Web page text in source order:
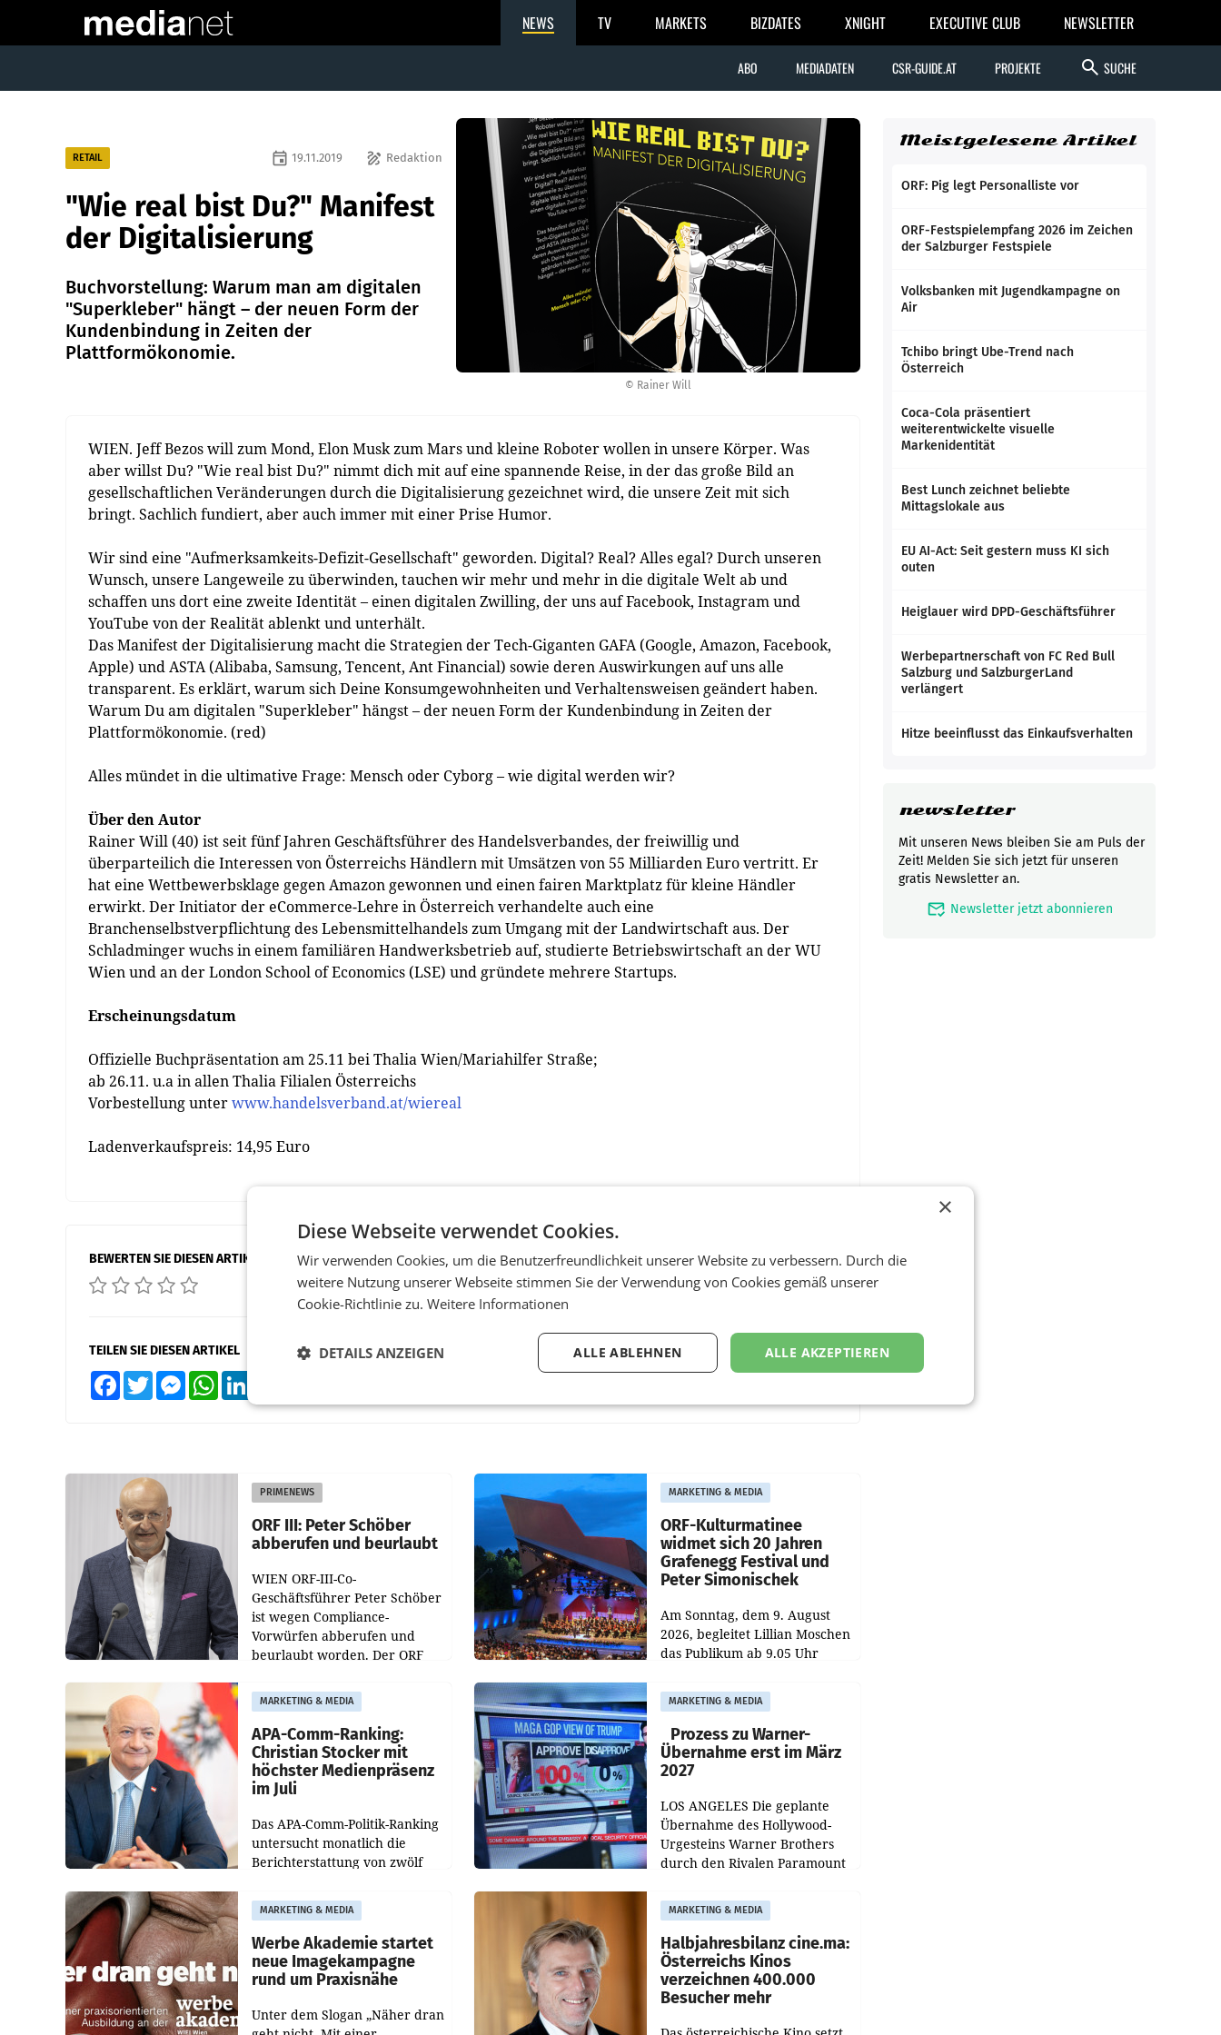
NEWS TV MARKETS BIZDATES XNIGHT EXECUTIVE CLUB NEWSLETTER
ABO MEDIADATEN CSR-GUIDE.AT PROJEKTE search SUCHE
© Rainer Will
RETAIL draw Redaktion
event 19.11.2019
"Wie real bist Du?" Manifest
der Digitalisierung
Buchvorstellung: Warum man am digitalen
"Superkleber" hängt – der neuen Form der
Kundenbindung in Zeiten der
Plattformökonomie.
WIEN. Jeff Bezos will zum Mond, Elon Musk zum Mars und kleine Roboter wollen in unsere Körper. Was
aber willst Du? "Wie real bist Du?" nimmt dich mit auf eine spannende Reise, in der das große Bild an
gesellschaftlichen Veränderungen durch die Digitalisierung gezeichnet wird, die unsere Zeit mit sich
bringt. Sachlich fundiert, aber auch immer mit einer Prise Humor.
Wir sind eine "Aufmerksamkeits-Defizit-Gesellschaft" geworden. Digital? Real? Alles egal? Durch unseren
Wunsch, unsere Langeweile zu überwinden, tauchen wir mehr und mehr in die digitale Welt ab und
schaffen uns dort eine zweite Identität – einen digitalen Zwilling, der uns auf Facebook, Instagram und
YouTube von der Realität ablenkt und unterhält.
Das Manifest der Digitalisierung macht die Strategien der Tech-Giganten GAFA (Google, Amazon, Facebook,
Apple) und ASTA (Alibaba, Samsung, Tencent, Ant Financial) sowie deren Auswirkungen auf uns alle
transparent. Es erklärt, warum sich Deine Konsumgewohnheiten und Verhaltensweisen geändert haben.
Warum Du am digitalen "Superkleber" hängst – der neuen Form der Kundenbindung in Zeiten der
Plattformökonomie. (red)
Alles mündet in die ultimative Frage: Mensch oder Cyborg – wie digital werden wir?
Über den Autor
Rainer Will (40) ist seit fünf Jahren Geschäftsführer des Handelsverbandes, der freiwillig und
überparteilich die Interessen von Österreichs Händlern mit Umsätzen von 55 Milliarden Euro vertritt. Er
hat eine Wettbewerbsklage gegen Amazon gewonnen und einen fairen Marktplatz für kleine Händler
erwirkt. Der Initiator der eCommerce-Lehre in Österreich verhandelte auch eine
Branchenselbstverpflichtung des Lebensmittelhandels zum Umgang mit der Landwirtschaft aus. Der
Schladminger wuchs in einem familiären Handwerksbetrieb auf, studierte Betriebswirtschaft an der WU
Wien und an der London School of Economics (LSE) und gründete mehrere Startups.
Erscheinungsdatum
Offizielle Buchpräsentation am 25.11 bei Thalia Wien/Mariahilfer Straße;
ab 26.11. u.a in allen Thalia Filialen Österreichs
Vorbestellung unterwww.handelsverband.at/wiereal
Ladenverkaufspreis: 14,95 Euro
BEWERTEN SIE DIESEN ARTIKEL
TEILEN SIE DIESEN ARTIKEL
FacebookTwitter MessengerWhatsApp
PRIMENEWS
ORF III: Peter Schöber
abberufen und beurlaubt
WIEN ORF-III-Co-
Geschäftsführer Peter Schöber
ist wegen Compliance-
Vorwürfen abberufen und
beurlaubt worden. Der ORF
entsprechende
Medienberichte.
MARKETING & MEDIA
ORF-Kulturmatinee
widmet sich 20 Jahren
Grafenegg Festival und
Peter Simonischek
Am Sonntag, dem 9. August
2026, begleitet Lillian Moschen
das Publikum ab 9.05 Uhr
„Kulturmatinee“. Die Sendung
startet mit der Dokumentation
„20 Jahre Grafenegg
MARKETING & MEDIA
APA-Comm-Ranking:
Christian Stocker mit
höchster Medienpräsenz
im Juli
Das APA-Comm-Politik-Ranking
untersucht monatlich die
Berichterstattung von zwölf
Tageszeitungen und analysiert,
welche Politikerinnen und
Politiker Österreichs die
MARKETING & MEDIA
Prozess zu Warner-
Übernahme erst im März
2027
LOS ANGELES Die geplante
Übernahme des Hollywood-
Urgesteins Warner Brothers
durch den Rivalen Paramount
Schwebe bleiben. Eine
Richterin setzte den Prozess zu
MARKETING & MEDIA
Werbe Akademie startet
neue Imagekampagne
rund um Praxisnähe
Unter dem Slogan „Näher dran
MARKETING & MEDIA
Halbjahresbilanz cine.ma:
Österreichs Kinos
verzeichnen 400.000
Besucher mehr
Meistgelesene Artikel
ORF: Pig legt Personalliste vor
ORF-Festspielempfang 2026 im Zeichen
der Salzburger Festspiele
Volksbanken mit Jugendkampagne on
Air
Tchibo bringt Ube-Trend nach
Österreich
Coca-Cola präsentiert
weiterentwickelte visuelle
Markenidentität
Best Lunch zeichnet beliebte
Mittagslokale aus
EU AI-Act: Seit gestern muss KI sich
outen
Heiglauer wird DPD-Geschäftsführer
Werbepartnerschaft von FC Red Bull
Salzburg und SalzburgerLand
verlängert
Hitze beeinflusst das Einkaufsverhalten
newsletter
Mit unseren News bleiben Sie am Puls der
Zeit! Melden Sie sich jetzt für unseren
gratis Newsletter an.
mark_email_read Newsletter jetzt abonnieren
×
Diese Webseite verwendet Cookies.
Wir verwenden Cookies, um die Benutzerfreundlichkeit unserer Website zu verbessern. Durch die
weitere Nutzung unserer Webseite stimmen Sie der Verwendung von Cookies gemäß unserer
Cookie-Richtlinie zu. Weitere Informationen
ALLE AKZEPTIEREN
ALLE ABLEHNEN
DETAILS ANZEIGEN